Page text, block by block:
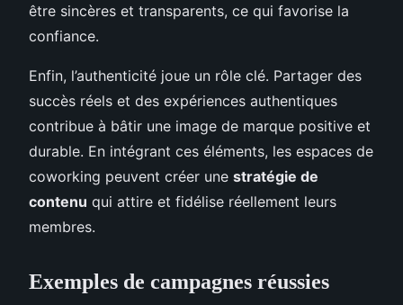
être sincères et transparents, ce qui favorise la
confiance.
Enfin, l’authenticité joue un rôle clé. Partager des
succès réels et des expériences authentiques
contribue à bâtir une image de marque positive et
durable. En intégrant ces éléments, les espaces de
coworking peuvent créer une stratégie de
contenu qui attire et fidélise réellement leurs
membres.
Exemples de campagnes réussies